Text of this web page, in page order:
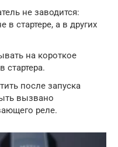
не заводится:
стартере, а в других
на короткое
стартера.
после запуска
вызвано
реле.